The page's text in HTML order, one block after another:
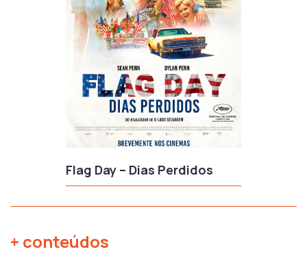
Flag Day – Dias Perdidos
+ conteúdos